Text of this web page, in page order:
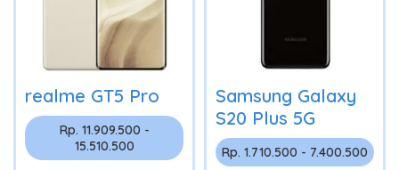
realme GT5 Pro
Rp. 11.909.500 -
15.510.500
Samsung Galaxy
S20 Plus 5G
Rp. 1.710.500 - 7.400.500